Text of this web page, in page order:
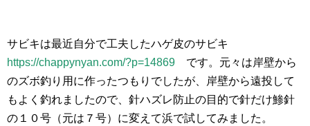
サビキは最近自分で工夫したハゲ皮のサビキ
https://chappynyan.com/?p=14869 です。元々は岸壁から
のズボ釣り用に作ったつもりでしたが、岸壁から遠投して
もよく釣れましたので、針ハズレ防止の目的で針だけ鯵針
の１０号（元は７号）に変えて浜で試してみました。